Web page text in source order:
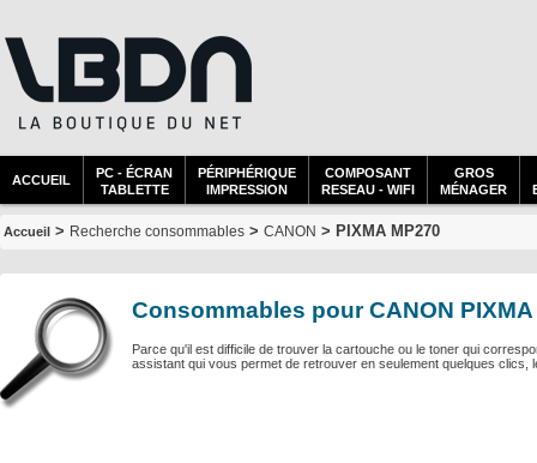
ACCUEIL
PC - ÉCRAN
TABLETTE
PÉRIPHÉRIQUE
IMPRESSION
COMPOSANT
RESEAU - WIFI
GROS
MÉNAGER
Accueil > Recherche consommables > CANON > PIXMA MP270
Consommables pour CANON PIXMA
Parce qu'il est difficile de trouver la cartouche ou le toner qui
assistant qui vous permet de retrouver en seulement quelques